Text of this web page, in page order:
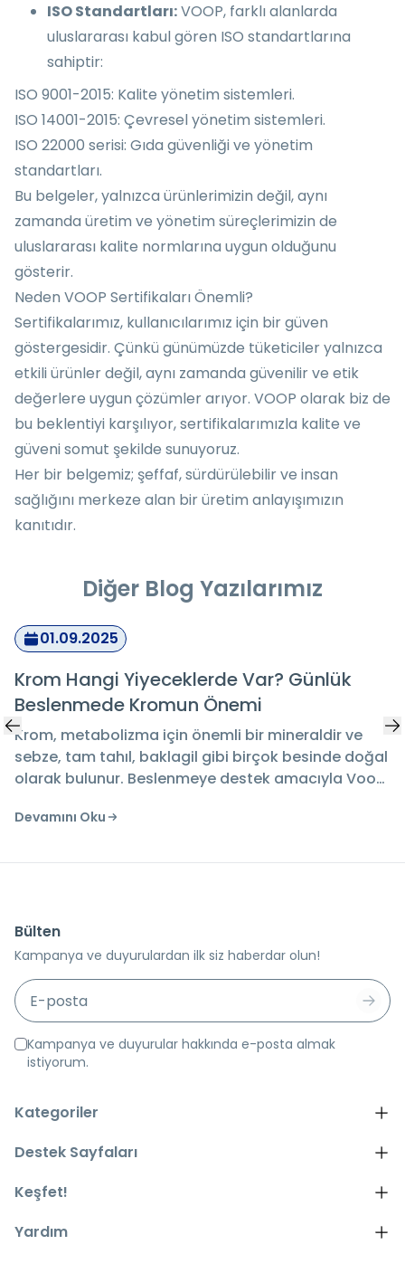
ISO Standartları:VOOP, farklı alanlarda
uluslararası kabul gören ISO standartlarına
sahiptir:
ISO 9001-2015: Kalite yönetim sistemleri.
ISO 14001-2015: Çevresel yönetim sistemleri.
ISO 22000 serisi: Gıda güvenliği ve yönetim
standartları.
Bu belgeler, yalnızca ürünlerimizin değil, aynı
zamanda üretim ve yönetim süreçlerimizin de
uluslararası kalite normlarına uygun olduğunu
gösterir.
Neden VOOP Sertifikaları Önemli?
Sertifikalarımız, kullanıcılarımız için bir güven
göstergesidir. Çünkü günümüzde tüketiciler yalnızca
etkili ürünler değil, aynı zamanda güvenilir ve etik
değerlere uygun çözümler arıyor. VOOP olarak biz de
bu beklentiyi karşılıyor, sertifikalarımızla kalite ve
güveni somut şekilde sunuyoruz.
Her bir belgemiz; şeffaf, sürdürülebilir ve insan
sağlığını merkeze alan bir üretim anlayışımızın
kanıtıdır.
Diğer Blog Yazılarımız
01.09.2025
Krom Hangi Yiyeceklerde Var? Günlük
Beslenmede Kromun Önemi
Krom, metabolizma için önemli bir mineraldir ve
sebze, tam tahıl, baklagil gibi birçok besinde doğal
olarak bulunur. Beslenmeye destek amacıyla Voop
seçenek sunar.
Devamını Oku
Bülten
Kampanya ve duyurulardan ilk siz haberdar olun!
Kampanya ve duyurular hakkında e-posta almak
istiyorum.
Kategoriler
Destek Sayfaları
Keşfet!
Yardım